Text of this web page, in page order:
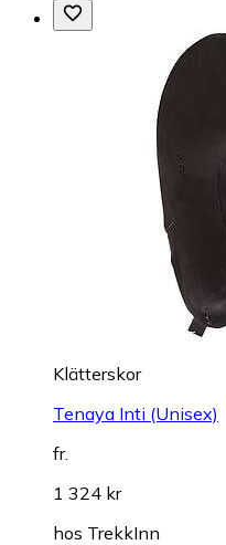
Klätterskor
Tenaya Inti (Unisex)
fr.
1 324 kr
hos TrekkInn